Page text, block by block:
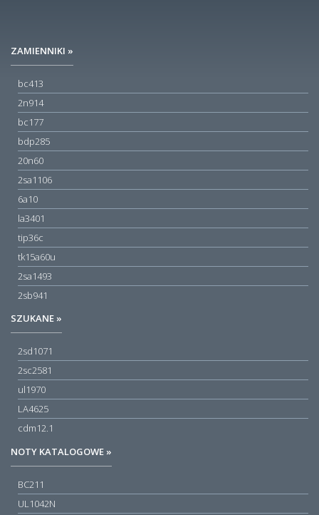
ZAMIENNIKI »
bc413
2n914
bc177
bdp285
20n60
2sa1106
6a10
la3401
tip36c
tk15a60u
2sa1493
2sb941
SZUKANE »
2sd1071
2sc2581
ul1970
LA4625
cdm12.1
NOTY KATALOGOWE »
BC211
UL1042N